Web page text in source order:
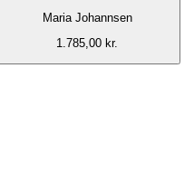
Maria Johannsen
1.785,00 kr.